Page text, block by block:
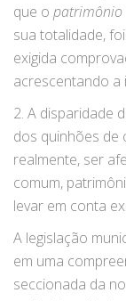
que o patrimônio
sua totalidade,
exigida
acrescentando a
2. A disparidade
dos quinhões de
realmente, ser
comum,
levar em conta
A legislação
em uma
seccionada da